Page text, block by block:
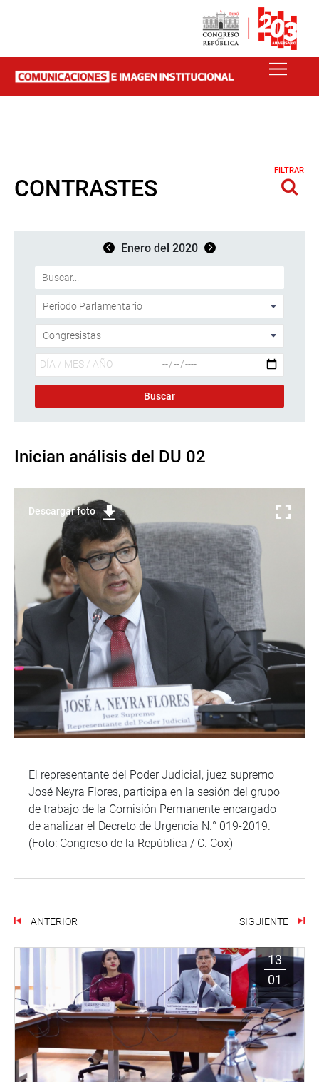
CONTRASTES
FILTRAR
Enero del 2020
Inician análisis del DU 02
Descargar foto
El representante del Poder Judicial, juez supremo
José Neyra Flores, participa en la sesión del grupo
de trabajo de la Comisión Permanente encargado
de analizar el Decreto de Urgencia N.° 019-2019.
(Foto: Congreso de la República / C. Cox)
ANTERIOR SIGUIENTE
13
01